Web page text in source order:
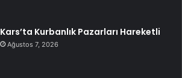
Kars’ta Kurbanlık Pazarları Hareketli
Ağustos 7, 2026